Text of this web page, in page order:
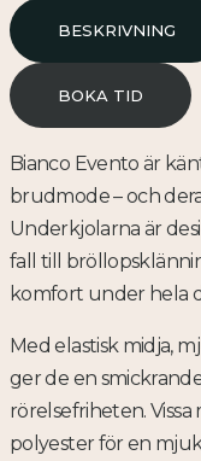
BESKRIVNING
BOKA TID
Bianco Evento är
brudmode – och
Underkjolarna är
fall till
komfort under hela
Med elastisk midja,
ger de en
rörelsefriheten.
polyester för en